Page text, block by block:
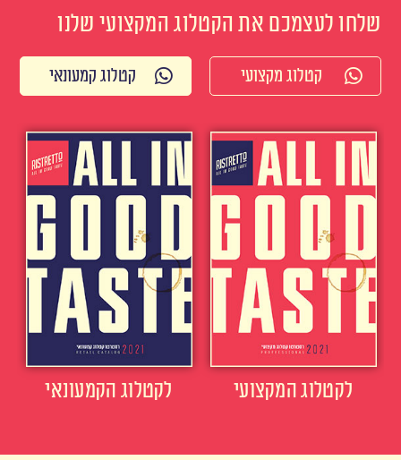
שלחו לעצמכם את הקטלוג המקצועי שלנו
קטלוג מקצועי קטלוג קמעונאי
לקטלוג הקמעונאי לקטלוג המקצועי